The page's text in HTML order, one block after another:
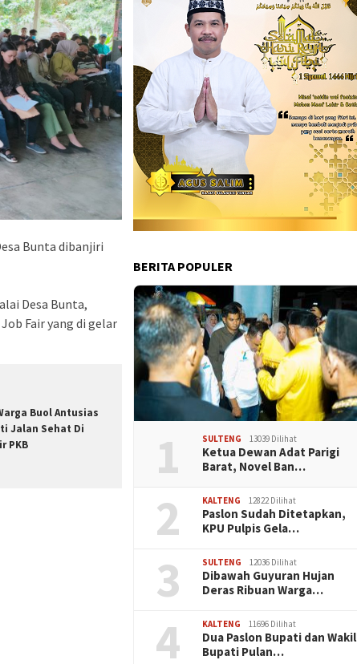
Bunta dibanjiri
Desa Bunta,
Fair yang di gelar
Buol Antusias
Jalan Sehat Di
PKB
BERITA POPULER
1 SULTENG 13039 Dilihat
Ketua Dewan Adat Parigi
Barat, Novel Ban…
2 KALTENG 12822 Dilihat
Paslon Sudah Ditetapkan,
KPU Pulpis Gela…
3 SULTENG 12036 Dilihat
Dibawah Guyuran Hujan
Deras Ribuan Warga…
4 KALTENG 11696 Dilihat
Dua Paslon Bupati dan Wakil
Bupati Pulan…